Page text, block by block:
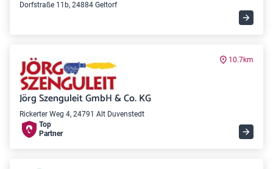
Dorfstraße 11b, 24884 Geltorf
10.7km
Jörg Szenguleit GmbH & Co. KG
Rickerter Weg 4, 24791 Alt Duvenstedt
Top
Partner